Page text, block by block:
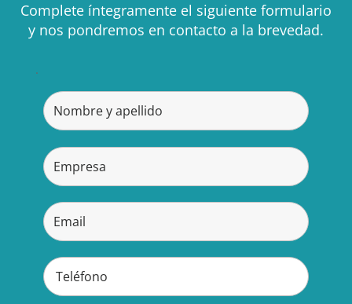
Complete íntegramente el siguiente formulario
y nos pondremos en contacto a la brevedad.
.